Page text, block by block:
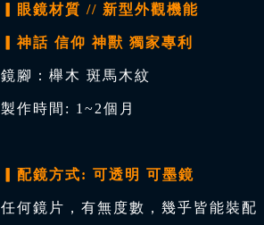
▎眼鏡材質 // 新型外觀機能
▎神話 信仰 神獸 獨家專利
鏡腳：櫸木 斑馬木紋
製作時間: 1~2個月
▎配鏡方式: 可透明 可墨鏡
任何鏡片，有無度數，幾乎皆能裝